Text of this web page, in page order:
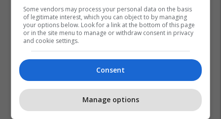
Some vendors may process your personal data on the basis
of legitimate interest, which you can object to by managing
your options below. Look for a link at the bottom of this page
or in the site menu to manage or withdraw consent in privacy
and cookie settings.
Consent
Manage options